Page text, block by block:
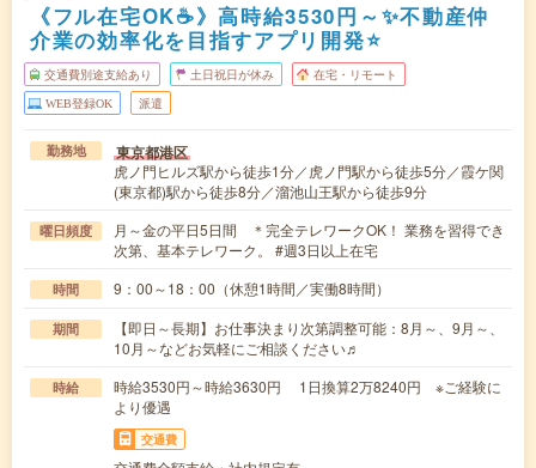
《フル在宅OK☕》高時給3530円～✨不動産仲
介業の効率化を目指すアプリ開発⭐
交通費別途支給あり 土日祝日が休み 在宅・リモート
WEB登録OK 派遣
勤務地 東京都港区
虎ノ門ヒルズ駅から徒歩1分／虎ノ門駅から徒歩5分／霞ケ関
(東京都)駅から徒歩8分／溜池山王駅から徒歩9分
曜日頻度
月～金の平日5日間 ＊完全テレワークOK！ 業務を習得でき
次第、基本テレワーク。 #週3日以上在宅
時間 9：00～18：00（休憩1時間／実働8時間）
期間
【即日～長期】お仕事決まり次第調整可能：8月～、9月～、
10月～などお気軽にご相談ください♬
時給
時給3530円～時給3630円 1日換算2万8240円 ※ご経験に
より優遇
交通費